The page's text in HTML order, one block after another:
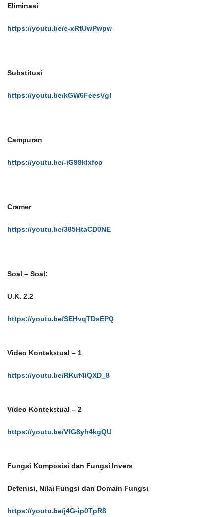
Eliminasi
https://youtu.be/e-xRtUwPwpw
Substitusi
https://youtu.be/kGW6FeesVgI
Campuran
https://youtu.be/-iG99klxfco
Cramer
https://youtu.be/385HtaCD0NE
Soal – Soal:
U.K. 2.2
https://youtu.be/SEHvqTDsEPQ
Video Kontekstual – 1
https://youtu.be/RKuf4lQXD_8
Video Kontekstual – 2
https://youtu.be/VfG8yh4kgQU
Fungsi Komposisi dan Fungsi Invers
Defenisi, Nilai Fungsi dan Domain Fungsi
https://youtu.be/j4G-ip0TpR8